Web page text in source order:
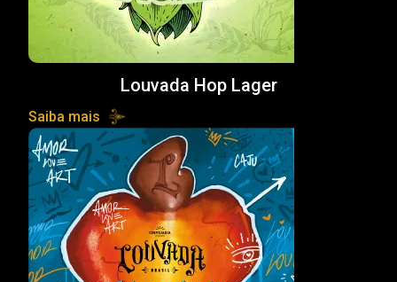
Louvada Hop Lager
Saiba mais